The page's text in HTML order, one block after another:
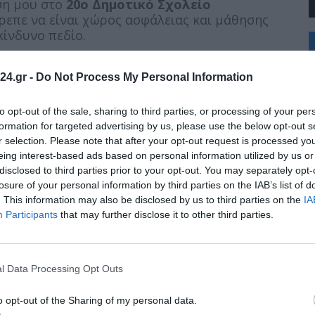
- Do Not Process My Personal Information
opt-out of the sale, sharing to third parties, or processing of your
for targeted advertising by us, please use the below opt-out
selection. Please note that after your opt-out request is processed
interest-based ads based on personal information utilized by us
to third parties prior to your opt-out. You may separately
of your personal information by third parties on the IAB’s list of
This information may also be disclosed by us to third parties on the
Participants that may further disclose it to other third parties.
Data Processing Opt Outs
opt-out of the Sharing of my personal data.
μου στο 20ο Δημοτικό Σχολείο
να είναι χώρος ασφάλειας και μάθησης
πεδίο.
στον προαύλιο χώρο, με καθίζηση του
από κάτω. Η κατάσταση είναι εξαιρετικά
για παιχνίδι. Με την παραμικρή
δημιουργώντας μια επικίνδυνη
υπάρχει σεισμογένια στην περιοχή και το
αποτελέσματα.
οι εκπαιδευτικοί κρούουν τον κώδωνα του
παιδιού που πέφτει σε αυτές τις τρύπες,
της αμέλειας που διαρκεί
δεν μπορεί να συνεχιστεί. Η ζωή των
εκτίθεται σε τέτοιους κινδύνους.
απαιτεί άμεση παρέμβαση προτού να
πιθανό να θρηνήσουμε αθώα θύματα, και
να φέρει.
επίσημη επιστολή για άμεση παρέμβαση.
+
°